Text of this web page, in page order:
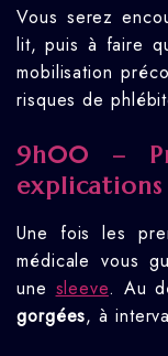
Vous serez
lit, puis à faire
mobilisation
risques de
9h00 –
explications
Une fois les
médicale vous
une sleeve. Au
gorgées, à